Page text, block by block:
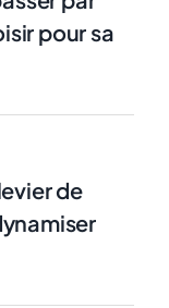
pour sa
de